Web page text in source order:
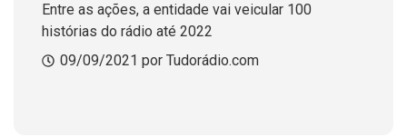
Entre as ações, a entidade vai veicular 100
histórias do rádio até 2022
09/09/2021 por Tudorádio.com